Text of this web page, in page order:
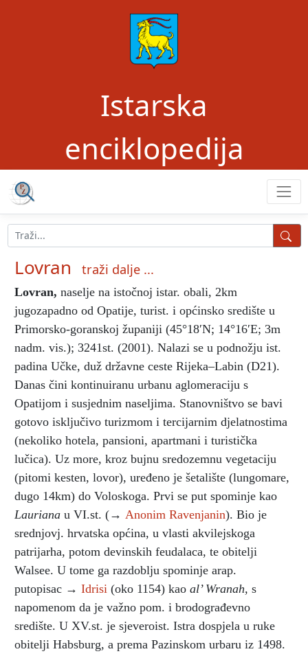
Istarska
enciklopedija
Lovran traži dalje ...
Lovran, naselje na istočnoj istar. obali, 2km
jugozapadno od Opatije, turist. i općinsko središte u
Primorsko-goranskoj županiji (45°18′N; 14°16′E; 3m
nadm. vis.); 3241st. (2001). Nalazi se u podnožju ist.
padina Učke, duž državne ceste Rijeka–Labin (D21).
Danas čini kontinuiranu urbanu aglomeraciju s
Opatijom i susjednim naseljima. Stanovništvo se bavi
gotovo isključivo turizmom i tercijarnim djelatnostima
(nekoliko hotela, pansioni, apartmani i turistička
lučica). Uz more, kroz bujnu sredozemnu vegetaciju
(pitomi kesten, lovor), uređeno je šetalište (lungomare,
dugo 14km) do Voloskoga. Prvi se put spominje kao
Lauriana u VI.st. (→ Anonim Ravenjanin). Bio je
srednjovj. hrvatska općina, u vlasti akvilejskoga
patrijarha, potom devinskih feudalaca, te obitelji
Walsee. U tome ga razdoblju spominje arap.
putopisac → Idrisi (oko 1154) kao al’ Wranah, s
napomenom da je važno pom. i brodograđevno
središte. U XV.st. je sjeveroist. Istra dospjela u ruke
obitelji Habsburg, a prema Pazinskom urbaru iz 1498.